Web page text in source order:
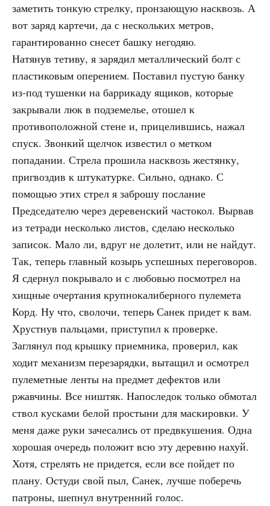
заметить тонкую стрелку, пронзающую насквозь. А
вот заряд картечи, да с нескольких метров,
гарантированно снесет башку негодяю.
Натянув тетиву, я зарядил металлический болт с
пластиковым оперением. Поставил пустую банку
из-под тушенки на баррикаду ящиков, которые
закрывали люк в подземелье, отошел к
противоположной стене и, прицелившись, нажал
спуск. Звонкий щелчок известил о метком
попадании. Стрела прошила насквозь жестянку,
пригвоздив к штукатурке. Сильно, однако. С
помощью этих стрел я заброшу послание
Председателю через деревенский частокол. Вырвав
из тетради несколько листов, сделаю несколько
записок. Мало ли, вдруг не долетит, или не найдут.
Так, теперь главный козырь успешных переговоров.
Я сдернул покрывало и с любовью посмотрел на
хищные очертания крупнокалиберного пулемета
Корд. Ну что, сволочи, теперь Санек придет к вам.
Хрустнув пальцами, приступил к проверке.
Заглянул под крышку приемника, проверил, как
ходит механизм перезарядки, вытащил и осмотрел
пулеметные ленты на предмет дефектов или
ржавчины. Все ништяк. Напоследок только обмотал
ствол кусками белой простыни для маскировки. У
меня даже руки зачесались от предвкушения. Одна
хорошая очередь положит всю эту деревню нахуй.
Хотя, стрелять не придется, если все пойдет по
плану. Остуди свой пыл, Санек, лучше поберечь
патроны, шепнул внутренний голос.